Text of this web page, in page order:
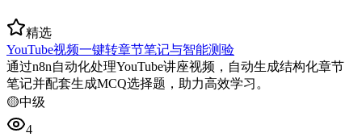
精选
YouTube视频一键转章节笔记与智能测验
通过n8n自动化处理YouTube讲座视频，自动生成结构化章节
笔记并配套生成MCQ选择题，助力高效学习。
🟡中级
4